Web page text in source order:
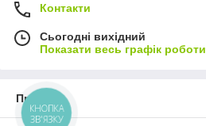
Контакти
Сьогодні вихідний
Показати весь графік роботи
Про нас
КНОПКА
ЗВ'ЯЗКУ